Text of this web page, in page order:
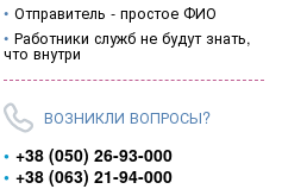
Отправитель - простое ФИО
Работники служб не будут знать,
что внутри
ВОЗНИКЛИ ВОПРОСЫ?
+38 (050) 26-93-000
+38 (063) 21-94-000